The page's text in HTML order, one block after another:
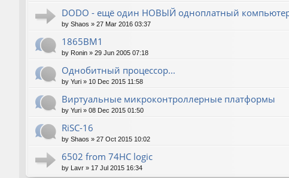
DODO - ещё один НОВЫЙ одноплатный
by Shaos » 27 Mar 2016 03:37
1865ВМ1
by Ronin » 29 Jun 2005 07:18
Однобитный процессор...
by Yuri » 10 Dec 2015 11:58
Виртуальные микроконтроллерные платформы
by Yuri » 08 Dec 2015 01:50
RiSC-16
by Shaos » 27 Oct 2015 10:02
6502 from 74HC logic
by Lavr » 17 Jul 2015 16:34